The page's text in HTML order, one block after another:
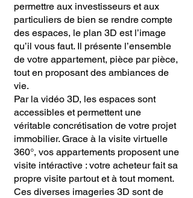
permettre aux investisseurs et aux
particuliers de bien se rendre compte
des espaces, le plan 3D est l’image
qu’il vous faut. Il présente l’ensemble
de votre appartement, pièce par pièce,
tout en proposant des ambiances de
vie.
Par la vidéo 3D, les espaces sont
accessibles et permettent une
véritable concrétisation de votre projet
immobilier. Grace à la visite virtuelle
360°, vos appartements proposent une
visite intéractive : votre acheteur fait sa
propre visite partout et à tout moment.
Ces diverses imageries 3D sont de